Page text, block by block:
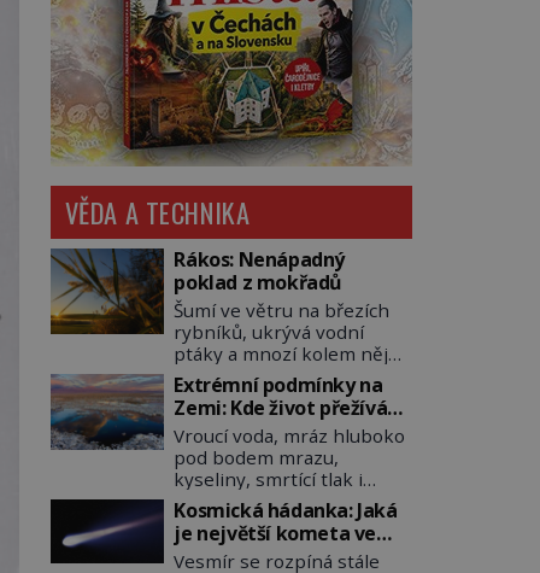
VĚDA A TECHNIKA
Rákos: Nenápadný
poklad z mokřadů
Šumí ve větru na březích
rybníků, ukrývá vodní
ptáky a mnozí kolem něj
procházejí bez povšimnutí.
Přesto právě rákos
pomáhal stavět domy,
vyrábět lodě, zapisovat
první texty a inspiroval
řadu pověstí. Tato
skromná, ale užitečná
rostlina provází člověka už
tisíce let. Většina lidí vnímá
Extrémní podmínky na
Zemi: Kde život přežívá
navzdory všemu
Vroucí voda, mráz hluboko
pod bodem mrazu,
kyseliny, smrtící tlak i
pouště, kde celé roky
nespadne jediná kapka
deště. Na první pohled
místa, kde nemůže
Kosmická hádanka: Jaká
je největší kometa ve
známém vesmíru?
Vesmír se rozpíná stále